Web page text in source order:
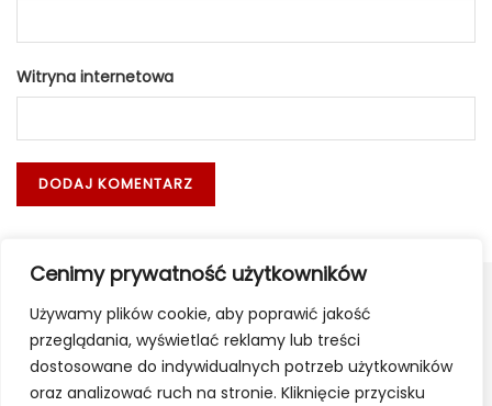
Cenimy prywatność użytkowników
Używamy plików cookie, aby poprawić jakość
przeglądania, wyświetlać reklamy lub treści
dostosowane do indywidualnych potrzeb użytkowników
oraz analizować ruch na stronie. Kliknięcie przycisku
Witryna internetowa